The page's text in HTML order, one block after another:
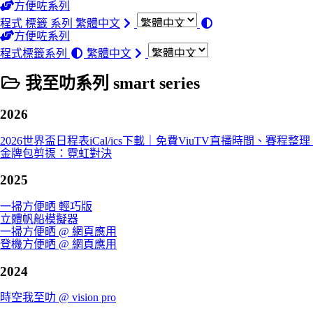
方便咗系列
程式 標籤 系列 繁體中文
方便咗系列
程式標籤系列 繁體中文
我至叻系列 smart series
2026
2026世界盃日程表iCal/ics下載｜免費ViuTV直播時間、賽程整理
金牌包剪揼：霓虹對決
2025
一掃方便晒 輕巧版
立體帆船模擬器
一掃方便晒 @ 網頁應用
登機方便晒 @ 網頁應用
2024
時空我至叻 @ vision pro